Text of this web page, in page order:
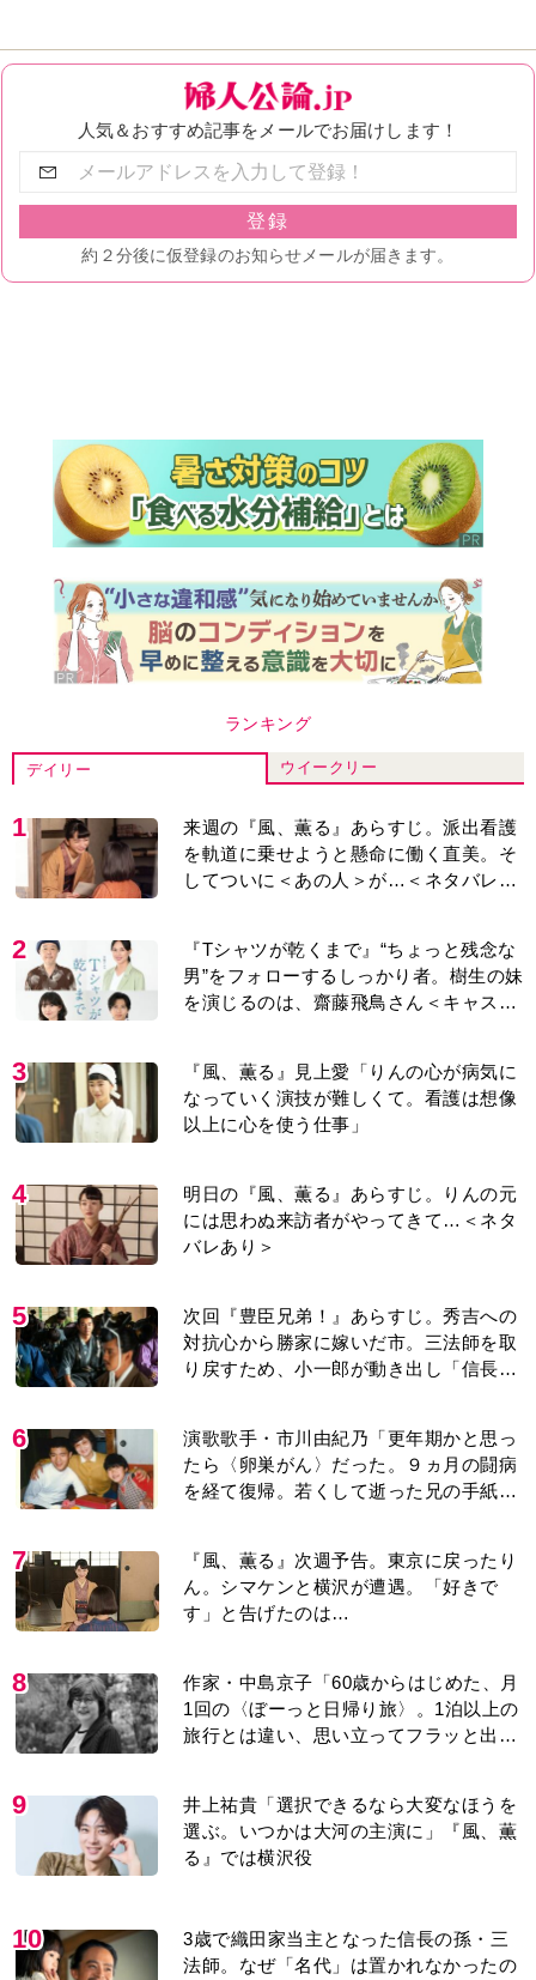
ランキング
デイリー ウイークリー
1
来週の『風、薫る』あらすじ。派出看護
を軌道に乗せようと懸命に働く直美。そ
してついに＜あの人＞が…＜ネタバレあ
2
『Tシャツが乾くまで』“ちょっと残念な
男”をフォローするしっかり者。樹生の妹
を演じるのは、齋藤飛鳥さん＜キャスト
3
『風、薫る』見上愛「りんの心が病気に
なっていく演技が難しくて。看護は想像
以上に心を使う仕事」
4
明日の『風、薫る』あらすじ。りんの元
には思わぬ来訪者がやってきて…＜ネタ
バレあり＞
5
次回『豊臣兄弟！』あらすじ。秀吉への
対抗心から勝家に嫁いだ市。三法師を取
り戻すため、小一郎が動き出し「信長の
6
演歌歌手・市川由紀乃「更年期かと思っ
たら〈卵巣がん〉だった。９ヵ月の闘病
を経て復帰。若くして逝った兄の手紙を
7
『風、薫る』次週予告。東京に戻ったり
ん。シマケンと横沢が遭遇。「好きで
す」と告げたのは…
8
作家・中島京子「60歳からはじめた、月
1回の〈ぼーっと日帰り旅〉。1泊以上の
旅行とは違い、思い立ってフラッと出か
9
井上祐貴「選択できるなら大変なほうを
選ぶ。いつかは大河の主演に」『風、薫
る』では横沢役
10
3歳で織田家当主となった信長の孫・三
法師。なぜ「名代」は置かれなかったの